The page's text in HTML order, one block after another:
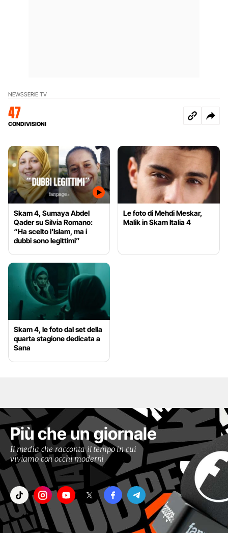
NEWSSERIE TV
47
CONDIVISIONI
Skam 4, Sumaya Abdel
Qader su Silvia Romano:
“Ha scelto l'Islam, ma i
dubbi sono legittimi”
Le foto di Mehdi Meskar,
Malik in Skam Italia 4
Skam 4, le foto dal set della
quarta stagione dedicata a
Sana
Più che un giornale
Il media che racconta il tempo in cui
viviamo con occhi moderni